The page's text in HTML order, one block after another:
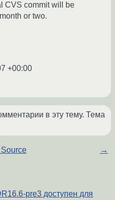
CVS commit will be
or two.
+00:00
в эту тему. Тема
→
pre3 доступен для